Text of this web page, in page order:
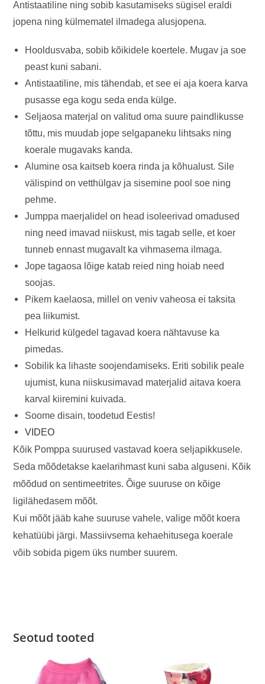
Antistaatiline ning sobib kasutamiseks sügisel eraldi
jopena ning külmematel ilmadega alusjopena.
Hooldusvaba, sobib kõikidele koertele. Mugav ja soe
peast kuni sabani.
Antistaatiline, mis tähendab, et see ei aja koera karva
pusasse ega kogu seda enda külge.
Seljaosa materjal on valitud oma suure paindlikusse
tõttu, mis muudab jope selgapaneku lihtsaks ning
koerale mugavaks kanda.
Alumine osa kaitseb koera rinda ja kõhualust. Sile
välispind on vetthülgav ja sisemine pool soe ning
pehme.
Jumppa maerjalidel on head isoleerivad omadused
ning need imavad niiskust, mis tagab selle, et koer
tunneb ennast mugavalt ka vihmasema ilmaga.
Jope tagaosa lõige katab reied ning hoiab need
soojas.
Pikem kaelaosa, millel on veniv vaheosa ei taksita
pea liikumist.
Helkurid külgedel tagavad koera nähtavuse ka
pimedas.
Sobilik ka lihaste soojendamiseks. Eriti sobilik peale
ujumist, kuna niiskusimavad materjalid aitava koera
karval kiiremini kuivada.
Soome disain, toodetud Eestis!
VIDEO
Kõik Pomppa suurused vastavad koera seljapikkusele.
Seda mõõdetakse kaelarihmast kuni saba alguseni. Kõik
mõõdud on sentimeetrites. Õige suuruse on kõige
ligilähedasem mõõt.
Kui mõõt jääb kahe suuruse vahele, valige mõõt koera
kehatüübi järgi. Massiivsema kehaehitusega koerale
võib sobida pigem üks number suurem.
Seotud tooted